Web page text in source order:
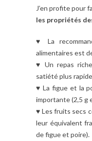
J’en profite pour
les propriétés
♥ La
alimentaires est
♥ Un repas
satiété plus
♥ La figue et la
importante (2,5 g
♥ Les fruits secs
leur équivalent
de figue et poire).